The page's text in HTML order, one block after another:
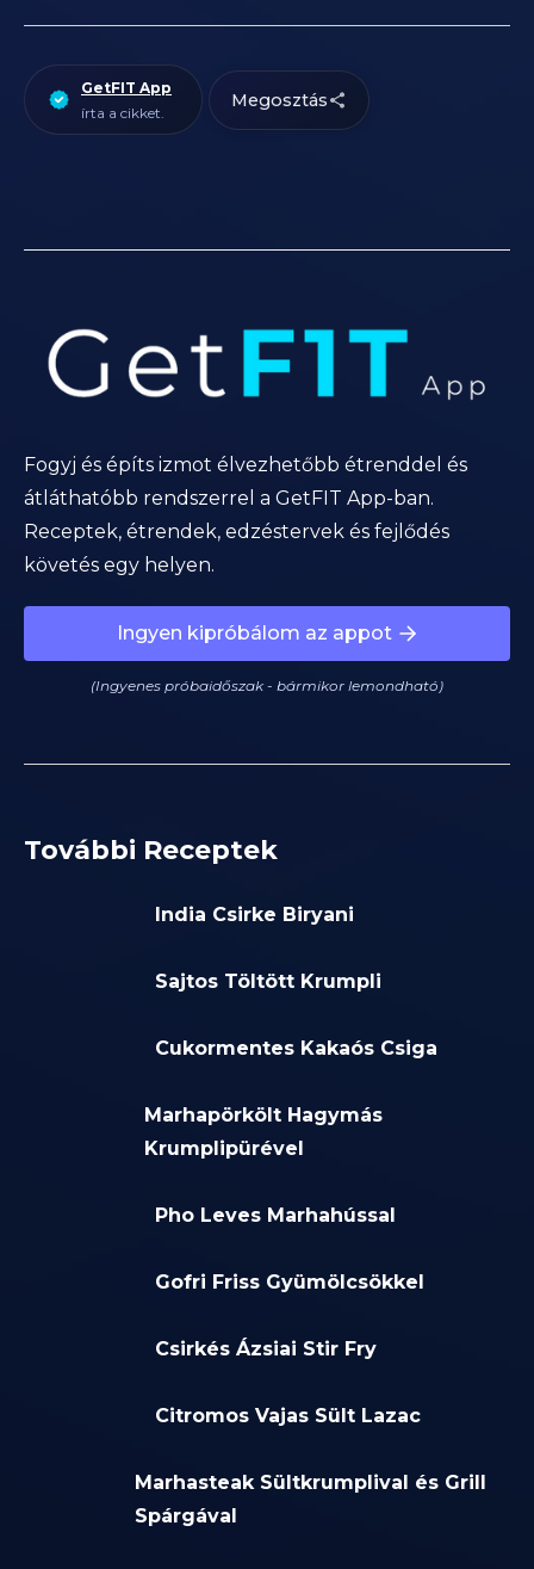
Fogyj és építs izmot élvezhetőbb étrenddel és
átláthatóbb rendszerrel a GetFIT App-ban.
Receptek, étrendek, edzéstervek és fejlődés
követés egy helyen.
Ingyen kipróbálom az appot
(Ingyenes próbaidőszak - bármikor lemondható)
További Receptek
India Csirke Biryani
Sajtos Töltött Krumpli
Cukormentes Kakaós Csiga
Marhapörkölt Hagymás
Krumplipürével
Pho Leves Marhahússal
Gofri Friss Gyümölcsökkel
Csirkés Ázsiai Stir Fry
Citromos Vajas Sült Lazac
Marhasteak Sültkrumplival és Grill
Spárgával
GetFIT App
írta a cikket.
Megosztás